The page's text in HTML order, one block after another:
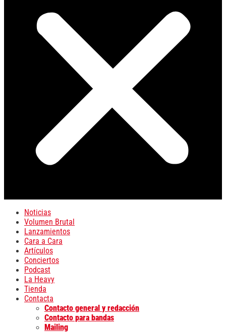
Noticias
Volumen Brutal
Lanzamientos
Cara a Cara
Artículos
Conciertos
Podcast
La Heavy
Tienda
Contacta
Contacto general y redacción
Contacto para bandas
Mailing